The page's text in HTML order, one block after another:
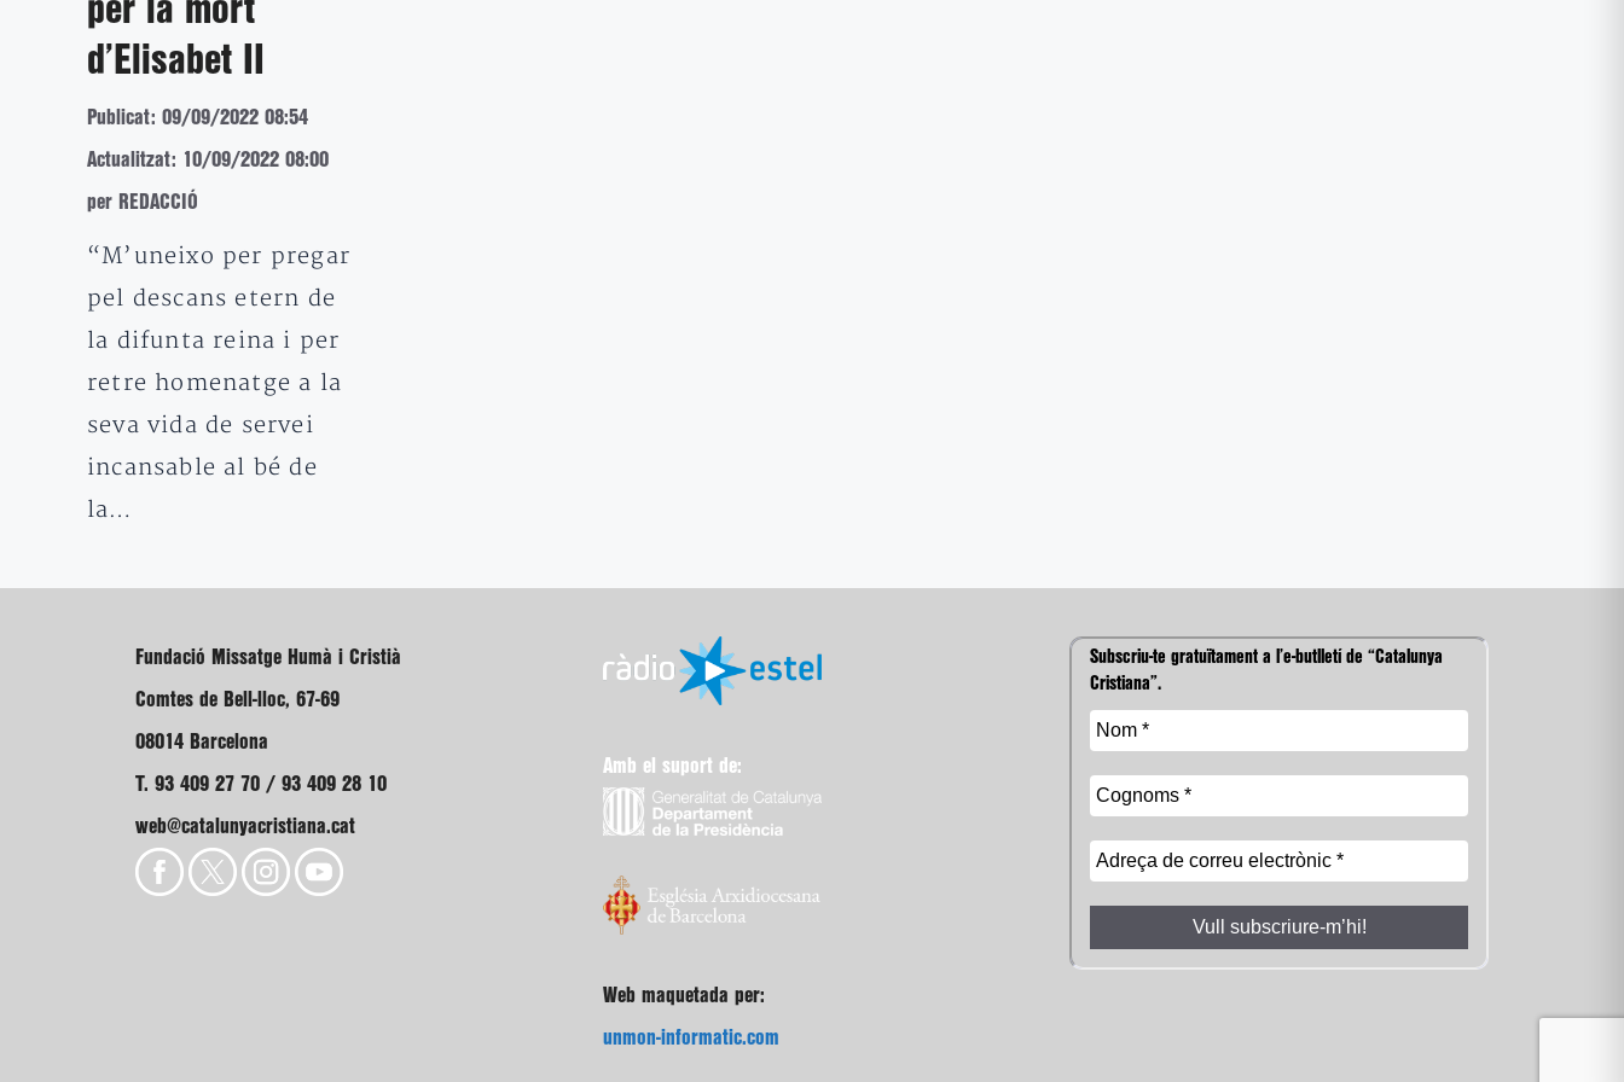
per la mort
d’Elisabet II
Publicat: 09/09/2022 08:54
Actualitzat: 10/09/2022 08:00
per REDACCIÓ
“M’uneixo per pregar
pel descans etern de
la difunta reina i per
retre homenatge a la
seva vida de servei
incansable al bé de
la…
Fundació Missatge Humà i Cristià
Comtes de Bell-lloc, 67-69
08014 Barcelona
T. 93 409 27 70 / 93 409 28 10
web@catalunyacristiana.cat
Amb el suport de:
Web maquetada per:
unmon-informatic.com
Subscriu-te gratuïtament a l’e-butlletí de “Catalunya
Cristiana”.